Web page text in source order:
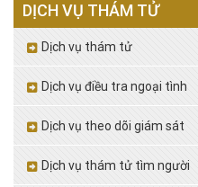
DỊCH VỤ THÁM TỬ
Dịch vụ thám tử
Dịch vụ điều tra ngoại tình
Dịch vụ theo dõi giám sát
Dịch vụ thám tử tìm người